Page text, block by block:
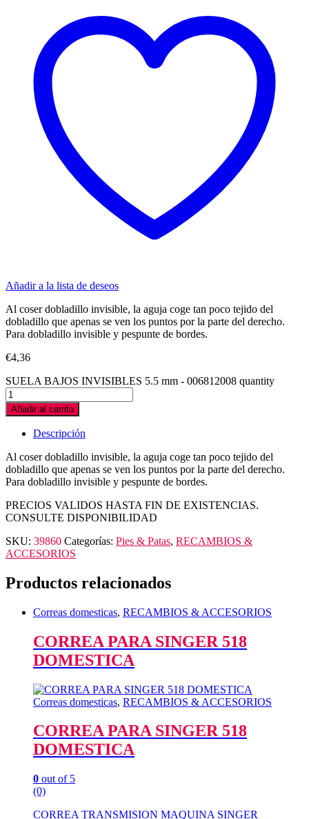
Añadir a la lista de deseos
Al coser dobladillo invisible, la aguja coge tan poco tejido del
dobladillo que apenas se ven los puntos por la parte del derecho.
Para dobladillo invisible y pespunte de bordes.
€4,36
SUELA BAJOS INVISIBLES 5.5 mm - 006812008 quantity
Añadir al carrito
Descripción
Al coser dobladillo invisible, la aguja coge tan poco tejido del
dobladillo que apenas se ven los puntos por la parte del derecho.
Para dobladillo invisible y pespunte de bordes.
PRECIOS VALIDOS HASTA FIN DE EXISTENCIAS.
CONSULTE DISPONIBILIDAD
SKU: 39860 Categorías: Pies & Patas, RECAMBIOS &
ACCESORIOS
Productos relacionados
Correas domesticas, RECAMBIOS & ACCESORIOS
CORREA PARA SINGER 518
DOMESTICA
Correas domesticas, RECAMBIOS & ACCESORIOS
CORREA PARA SINGER 518
DOMESTICA
0 out of 5
(0)
CORREA TRANSMISION MAQUINA SINGER